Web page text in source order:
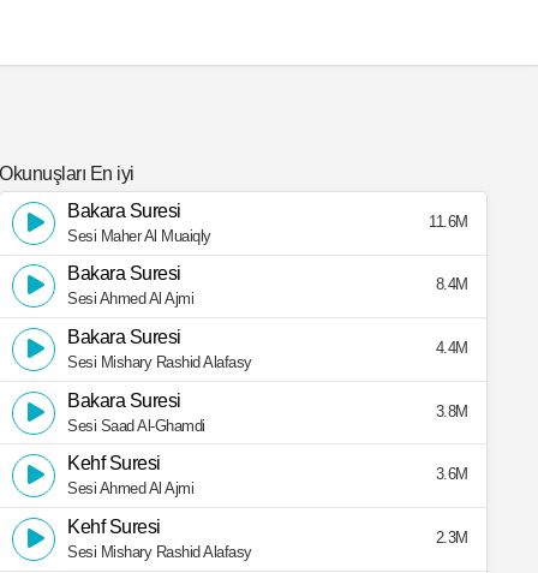
Okunuşları En iyi
Bakara Suresi
Sesi Maher Al Muaiqly
11.6M
Bakara Suresi
Sesi Ahmed Al Ajmi
8.4M
Bakara Suresi
Sesi Mishary Rashid Alafasy
4.4M
Bakara Suresi
Sesi Saad Al-Ghamdi
3.8M
Kehf Suresi
Sesi Ahmed Al Ajmi
3.6M
Kehf Suresi
Sesi Mishary Rashid Alafasy
2.3M